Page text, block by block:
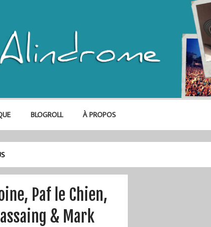
BLOGROLL À PROPOS
Paf le Chien,
& Mark